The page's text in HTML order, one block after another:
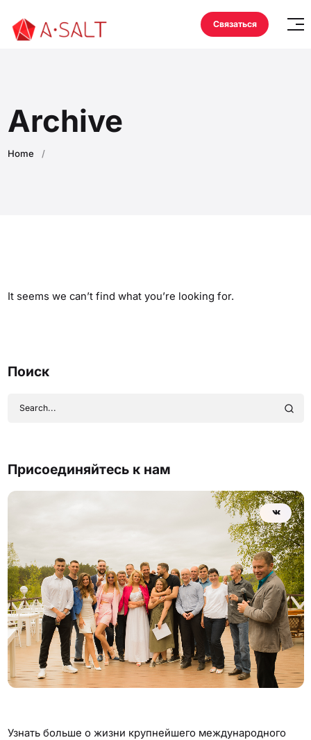
Связаться
Archive
Home /
It seems we can’t find what you’re looking for.
Поиск
Присоединяйтесь к нам
Узнать больше о жизни крупнейшего международного